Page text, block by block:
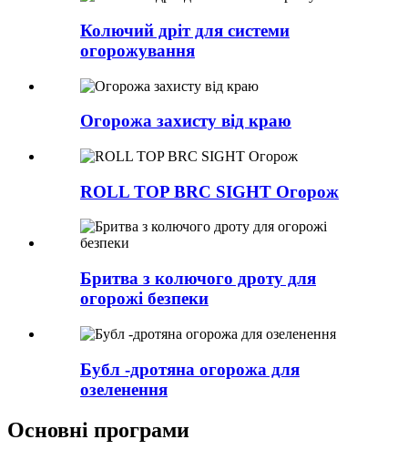
Колючий дріт для системи
огорожування
Огорожа захисту від краю
ROLL TOP BRC SIGHT Огорож
Бритва з колючого дроту для
огорожі безпеки
Бубл -дротяна огорожа для
озеленення
Основні програми